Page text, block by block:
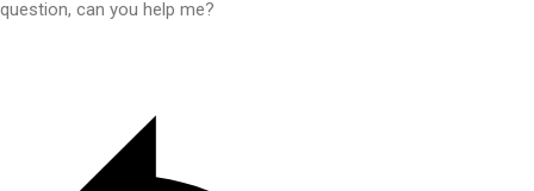
question, can you help me?